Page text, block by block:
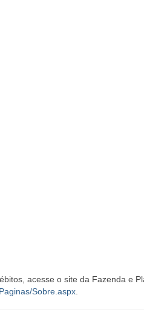
acesse o site da Fazenda e
Sobre.aspx